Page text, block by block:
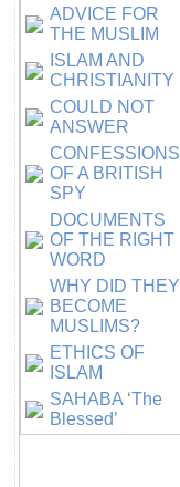
ADVICE FOR
THE MUSLIM
ISLAM AND
CHRISTIANITY
COULD NOT
ANSWER
CONFESSIONS
OF A BRITISH
SPY
DOCUMENTS
OF THE RIGHT
WORD
WHY DID THEY
BECOME
MUSLIMS?
ETHICS OF
ISLAM
SAHABA ‘The
Blessed’